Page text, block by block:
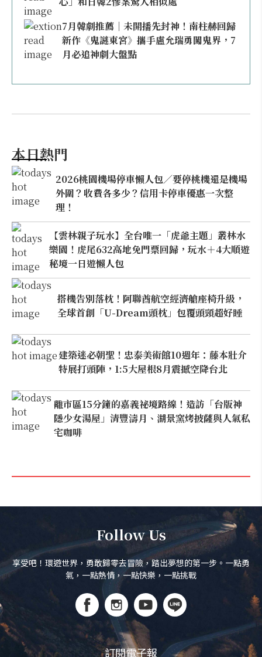
7月韓劇推薦｜未開播先封神！南柱赫回歸
新作《鬼謎東宮》攜手盧允瑞勇闖鬼界，7
月必追神劇大盤點
本日熱門
2026桃園機場停車懶人包／要停桃機還是機場
外圍？收費各多少？信用卡停車優惠一次整
理！
【雲林親子玩水】全台唯一「虎爺主題」叢林水
樂園！虎尾632高地免門票回歸，玩水＋4大順遊
秘境一日遊懶人包
搭機告別落枕！阿聯酋航空經濟艙座椅升級，
全球首創「U-Dream頭枕」包覆頭頸超好睡
建築迷必朝聖！忠泰美術館10週年：藤本壯介
特展打頭陣，1:5大屋根8月震撼空降台北
離市區15分鐘的嘉義祕境路線！造訪「台版神
隱少女湯屋」清豐濤月、湖景窯烤披薩與人氣私
宅咖啡
Follow Us
享受吧！環遊世界，勇敢歸零去冒險，踏出夢想的第一步。一點勇
氣，一點熱情，一點快樂，一點挑戰
訂閱電子報